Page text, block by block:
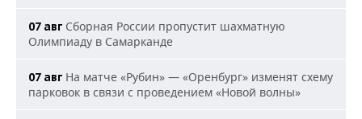
07 авг Сборная России пропустит шахматную
Олимпиаду в Самарканде
07 авг На матче «Рубин» — «Оренбург» изменят схему
парковок в связи с проведением «Новой волны»